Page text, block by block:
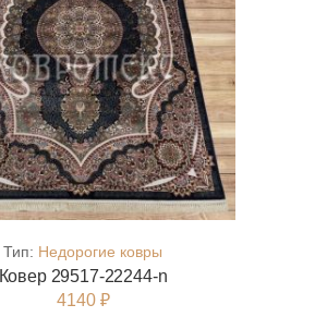
Тип: Недорогие ковры
Ковер 29517-22244-n
4140 ₽